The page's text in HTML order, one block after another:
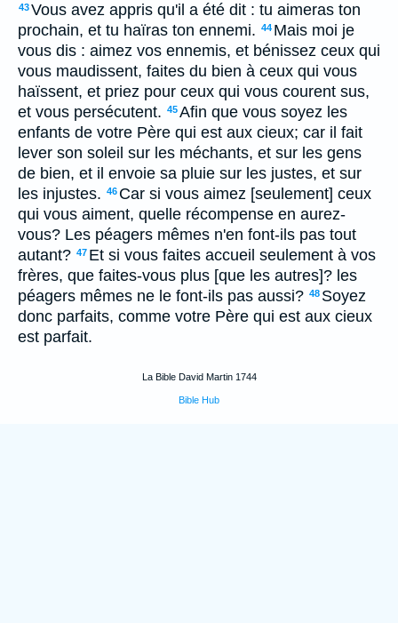
43Vous avez appris qu'il a été dit : tu aimeras ton
prochain, et tu haïras ton ennemi. 44 Mais moi je
vous dis : aimez vos ennemis, et bénissez ceux qui
vous maudissent, faites du bien à ceux qui vous
haïssent, et priez pour ceux qui vous courent sus,
et vous persécutent. 45Afin que vous soyez les
enfants de votre Père qui est aux cieux; car il fait
lever son soleil sur les méchants, et sur les gens
de bien, et il envoie sa pluie sur les justes, et sur
les injustes. 46 Car si vous aimez [seulement] ceux
qui vous aiment, quelle récompense en aurez-
vous? Les péagers mêmes n'en font-ils pas tout
autant? 47 Et si vous faites accueil seulement à vos
frères, que faites-vous plus [que les autres]? les
péagers mêmes ne le font-ils pas aussi? 48 Soyez
donc parfaits, comme votre Père qui est aux cieux
est parfait.
La Bible David Martin 1744
Bible Hub